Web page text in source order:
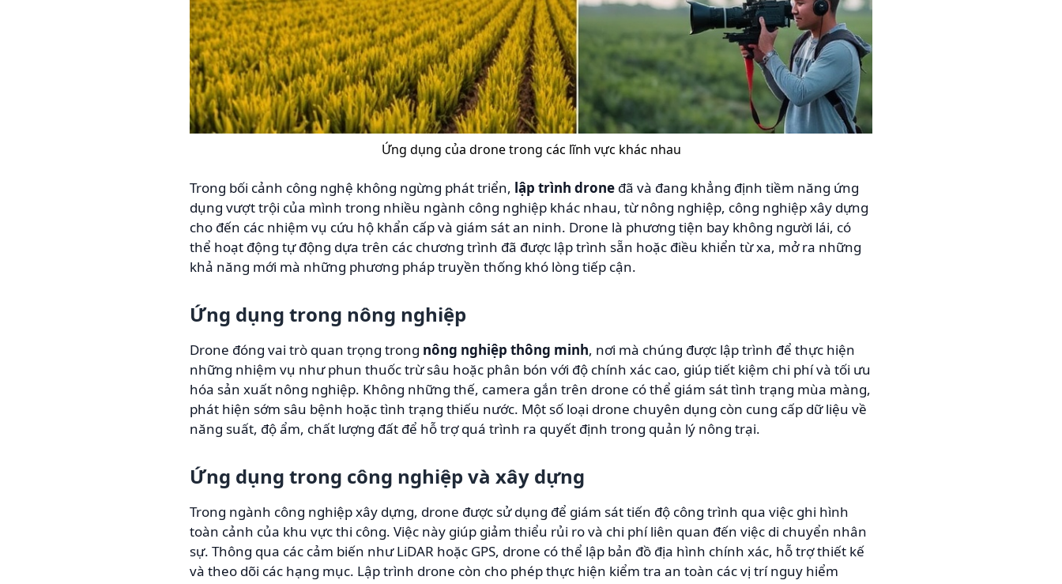
Ứng dụng của drone trong các lĩnh vực khác nhau
Trong bối cảnh công nghệ không ngừng phát triển, lập trình drone đã và đang khẳng định tiềm năng ứng
dụng vượt trội của mình trong nhiều ngành công nghiệp khác nhau, từ nông nghiệp, công nghiệp xây dựng
cho đến các nhiệm vụ cứu hộ khẩn cấp và giám sát an ninh. Drone là phương tiện bay không người lái, có
thể hoạt động tự động dựa trên các chương trình đã được lập trình sẵn hoặc điều khiển từ xa, mở ra những
khả năng mới mà những phương pháp truyền thống khó lòng tiếp cận.
Ứng dụng trong nông nghiệp
Drone đóng vai trò quan trọng trong nông nghiệp thông minh, nơi mà chúng được lập trình để thực hiện
những nhiệm vụ như phun thuốc trừ sâu hoặc phân bón với độ chính xác cao, giúp tiết kiệm chi phí và tối ưu
hóa sản xuất nông nghiệp. Không những thế, camera gắn trên drone có thể giám sát tình trạng mùa màng,
phát hiện sớm sâu bệnh hoặc tình trạng thiếu nước. Một số loại drone chuyên dụng còn cung cấp dữ liệu về
năng suất, độ ẩm, chất lượng đất để hỗ trợ quá trình ra quyết định trong quản lý nông trại.
Ứng dụng trong công nghiệp và xây dựng
Trong ngành công nghiệp xây dựng, drone được sử dụng để giám sát tiến độ công trình qua việc ghi hình
toàn cảnh của khu vực thi công. Việc này giúp giảm thiểu rủi ro và chi phí liên quan đến việc di chuyển nhân
sự. Thông qua các cảm biến như LiDAR hoặc GPS, drone có thể lập bản đồ địa hình chính xác, hỗ trợ thiết kế
và theo dõi các hạng mục. Lập trình drone còn cho phép thực hiện kiểm tra an toàn các vị trí nguy hiểm